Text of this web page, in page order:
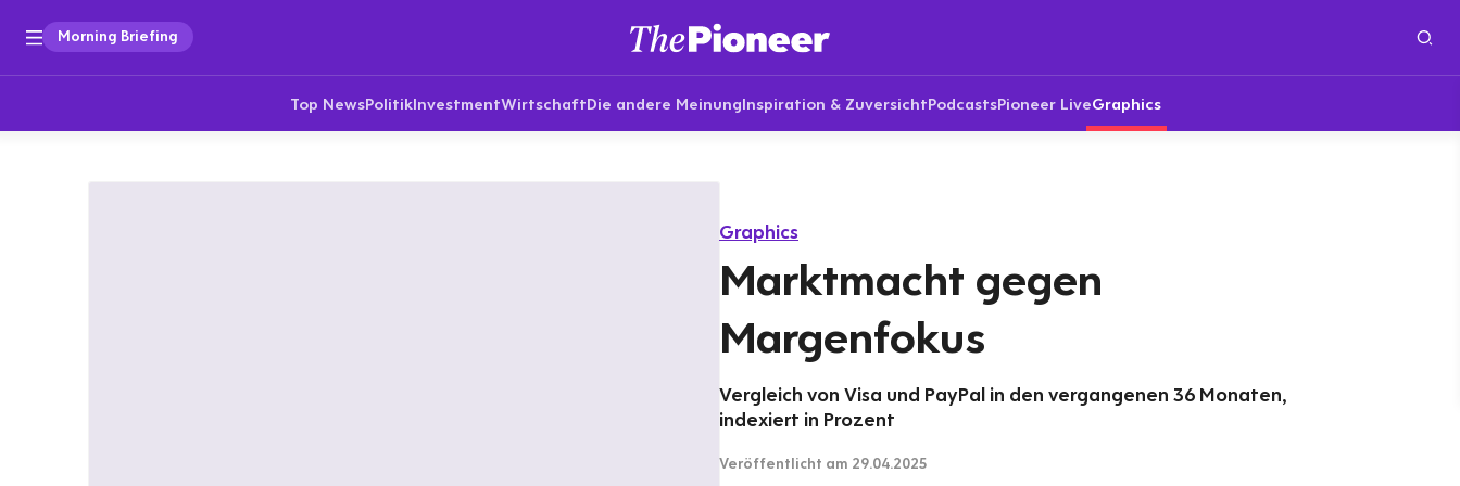
Morning Briefing
Top NewsPolitikInvestmentWirtschaftDie andere MeinungInspiration & ZuversichtPodcastsPioneer LiveGraphics
Graphics
Marktmacht gegen
Margenfokus
Vergleich von Visa und PayPal in den vergangenen 36 Monaten,
indexiert in Prozent
Veröffentlicht am 29.04.2025